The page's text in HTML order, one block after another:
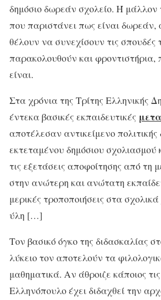
δημόσιο δωρεάν σχολείο. Ή μάλλον
που παριστάνει πως είναι
θέλουν να συνεχίσουν τις σπουδές
παρακολουθούν και
είναι.
Στα χρόνια της Τρίτης Ελληνικής
έντεκα βασικές εκπαιδευτικές
αποτέλεσαν αντικείμενο πολιτικής
εκτεταμένου δημόσιου
τις εξετάσεις αποφοίτησης από τη
στην ανώτερη και ανώτατη
μερικές τροποποιήσεις στα
ύλη […]
Τον βασικό όγκο της διδασκαλίας
λύκειο τον αποτελούν τα
μαθηματικά. Αν άθροιζε κάποιος
Ελληνόπουλο έχει διδαχθεί την